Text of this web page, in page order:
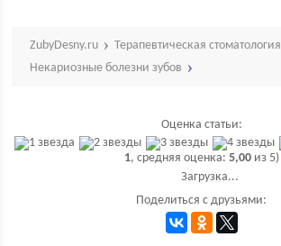
ZubyDesny.ru
Терапевтическая стоматология
Некариозные болезни зубов
Оценка статьи:
1, средняя оценка: 5,00из 5)
Загрузка...
Поделиться с друзьями: